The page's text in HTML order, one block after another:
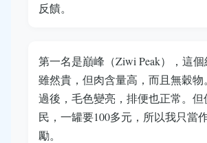
反饋。
第一名是巔峰（Ziwi Peak），這
雖然貴，但肉含量高，而且無穀
過後，毛色變亮，排便也正常。但
民，一罐要100多元，所以我只當
勵。